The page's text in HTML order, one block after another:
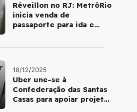
Réveillon no RJ: MetrôRio
inicia venda de
passaporte para ida e
18/12/2025
Uber une-se à
Confederação das Santas
Casas para apoiar projetos